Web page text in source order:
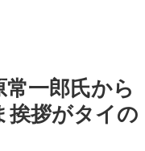
一郎氏から
挨拶がタイの